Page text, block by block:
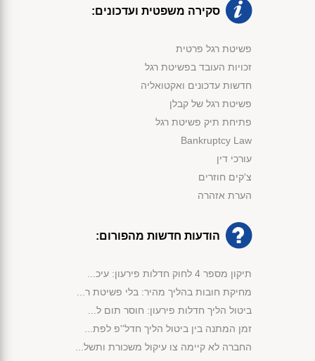
סקירה משפטית ועדכונים:
פשיטת רגל פרטית
זכויות העובד בפשיטת רגל
חדשות עדכונים ואקטואליה
פשיטת רגל של קבלן
פתיחת תיק פשיטת רגל
Bankruptcy Law
עורכי דין
צ'קים חוזרים
הערת אזהרה
הודעות חדשות מהפורום:
תיקון מספר 4 לחוק חדלות פירעון: עיכ...
מחיקת חובות בהליך מהיר: בלי פשיטת ר...
ביטול הליך חדלות פירעון: חוסר תום ל...
זמן המתנה בין ביטול הליך חדל''פ לפת...
החברה לא קיימה צו עיקול משכורת ותשל...